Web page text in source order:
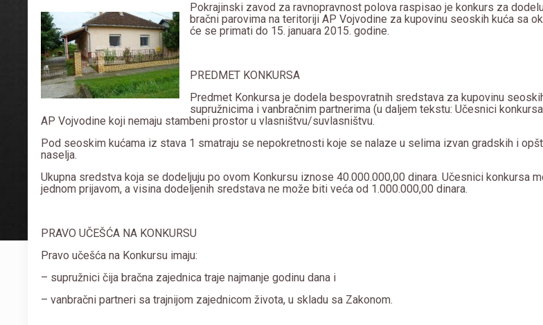
Pokrajinski zavod za ravnopravnost polova raspisao je konkurs za
bračni parovima na teritoriji AP Vojvodine za kupovinu seoskih kuća sa
će se primati do 15. januara 2015. godine.
PREDMET KONKURSA
Predmet Konkursa je dodela bespovratnih sredstava za kupovinu
supružnicima i vanbračnim partnerima (u daljem tekstu: Učesnici
AP Vojvodine koji nemaju stambeni prostor u vlasništvu/suvlasništvu.
Pod seoskim kućama iz stava 1 smatraju se nepokretnosti koje se nalaze u selima izvan gradskih i
naselja.
Ukupna sredstva koja se dodeljuju po ovom Konkursu iznose 40.000.000,00 dinara. Učesnici konkursa
jednom prijavom, a visina dodeljenih sredstava ne može biti veća od 1.000.000,00 dinara.
PRAVO UČEŠĆA NA KONKURSU
Pravo učešća na Konkursu imaju:
– supružnici čija bračna zajednica traje najmanje godinu dana i
– vanbračni partneri sa trajnijom zajednicom života, u skladu sa Zakonom.